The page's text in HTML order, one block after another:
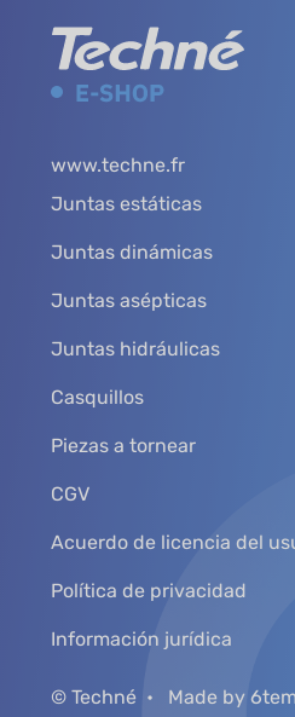
www.techne.fr
Juntas estáticas
Juntas dinámicas
Juntas asépticas
Juntas hidráulicas
Casquillos
Piezas a tornear
CGV
Acuerdo de licencia del
Política de privacidad
Información jurídica
© Techné Made by